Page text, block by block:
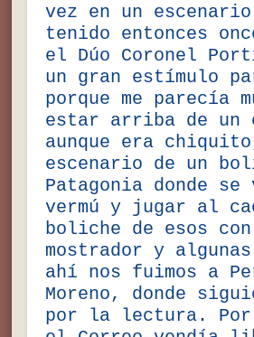
vez en un
tenido entonces
el Dúo Coronel
un gran estímulo
porque me parecía
estar arriba de un
aunque era
escenario de un
Patagonia donde se
vermú y jugar al
boliche de esos
mostrador y algunas
ahí nos fuimos a
Moreno, donde
por la lectura. Por